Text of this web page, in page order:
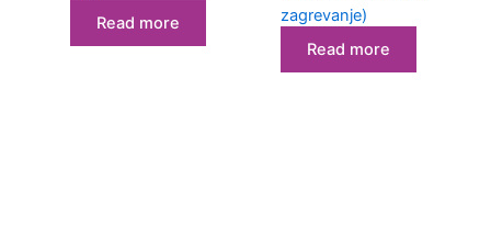
Read more
zagrevanje)
Read more